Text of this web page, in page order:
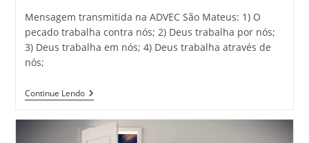
Mensagem transmitida na ADVEC São Mateus: 1) O
pecado trabalha contra nós; 2) Deus trabalha por nós;
3) Deus trabalha em nós; 4) Deus trabalha através de
nós;
Continue Lendo